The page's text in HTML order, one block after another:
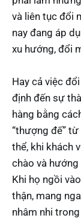
và liên tục đổi
nay đang áp
xu hướng, đổi
Hay cả việc
định đến sự
hàng bằng
“thượng đế”
thể, khi khách
chào và
Khi họ ngồi
thận, mang
nhâm nhi